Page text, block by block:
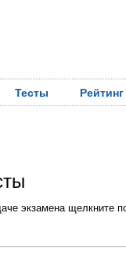
Тесты Рейтинг
экзамена щелкните